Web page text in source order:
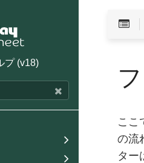
プ (v18)
ここ
の流
ター